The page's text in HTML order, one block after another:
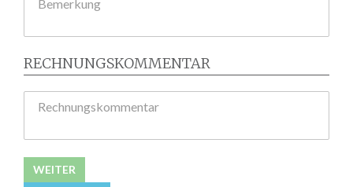
Bemerkung
RECHNUNGSKOMMENTAR
Rechnungskommentar
WEITER